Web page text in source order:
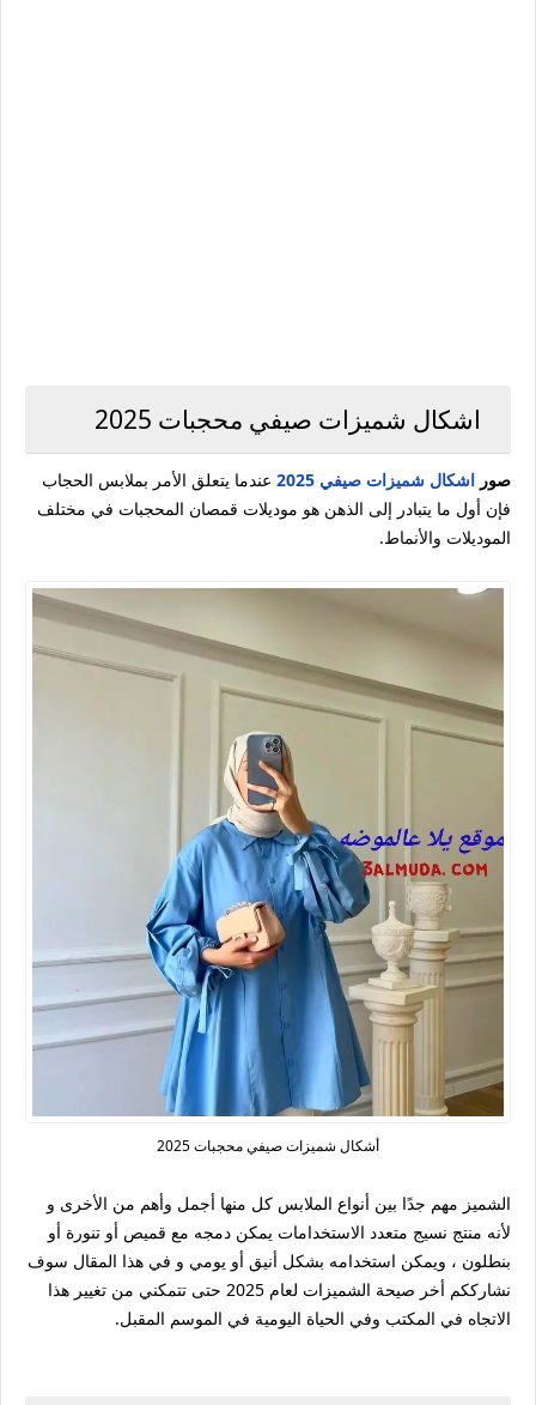
اشكال شميزات صيفي محجبات 2025
صور اشكال شميزات صيفي 2025
عندما يتعلق الأمر بملابس الحجاب
فإن أول ما يتبادر إلى الذهن هو موديلات قمصان المحجبات في مختلف
الموديلات والأنماط.
أشكال شميزات صيفي محجبات 2025
الشميز مهم جدًا بين أنواع الملابس كل منها أجمل وأهم من الأخرى و
لأنه منتج نسيج متعدد الاستخدامات يمكن دمجه مع قميص أو تنورة أو
بنطلون ، ويمكن استخدامه بشكل أنيق أو يومي و في هذا المقال سوف
نشارككم أخر صيحة الشميزات لعام 2025 حتى تتمكني من تغيير هذا
الاتجاه في المكتب وفي الحياة اليومية في الموسم المقبل.